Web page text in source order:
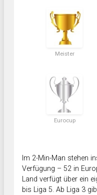
Meister
Eurocup
Im 2-Min-Man stehen
Verfügung – 52 in
Land verfügt über ein
bis Liga 5. Ab Liga 3